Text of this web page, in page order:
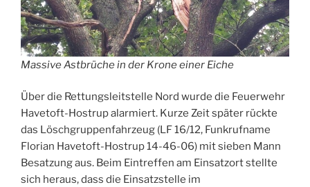
Massive Astbrüche in der Krone einer Eiche
Über die Rettungsleitstelle Nord wurde die Feuerwehr
Havetoft-Hostrup alarmiert. Kurze Zeit später rückte
das Löschgruppenfahrzeug (LF 16/12, Funkrufname
Florian Havetoft-Hostrup 14-46-06) mit sieben Mann
Besatzung aus. Beim Eintreffen am Einsatzort stellte
sich heraus, dass die Einsatzstelle im